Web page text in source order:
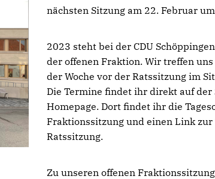
nächsten Sitzung am 22. Februar
2023 steht bei der CDU
der offenen Fraktion. Wir treffen
der Woche vor der Ratssitzung im
Die Termine findet ihr direkt auf
Homepage. Dort findet ihr die
Fraktionssitzung und einen Link zur
Ratssitzung.
Zu unseren offenen